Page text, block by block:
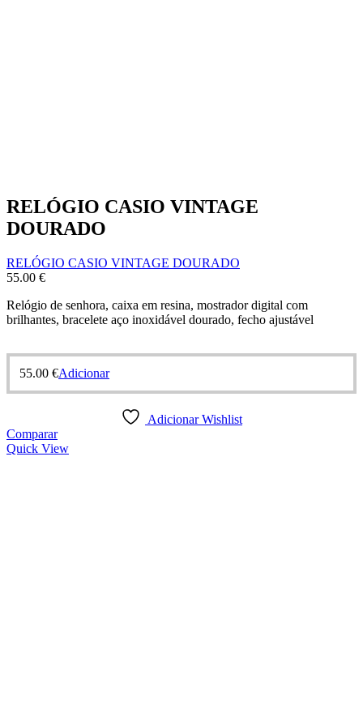
RELÓGIO CASIO VINTAGE
DOURADO
RELÓGIO CASIO VINTAGE DOURADO
55.00 €
Relógio de senhora, caixa em resina, mostrador digital com
brilhantes, bracelete aço inoxidável dourado, fecho ajustável
55.00 €Adicionar
Adicionar Wishlist
Comparar
Quick View